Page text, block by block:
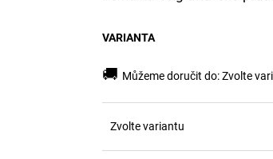
VARIANTA
🚚 Můžeme doručit do:Zvolte
Zvolte variantu